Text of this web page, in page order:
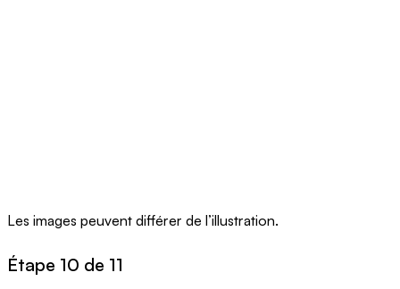
Les images peuvent différer de l’illustration.
Étape 10 de 11